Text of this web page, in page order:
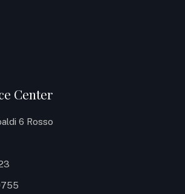
Center
6 Rosso